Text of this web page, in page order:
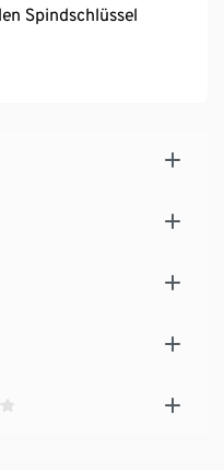
Spindschlüssel
zum Bademantel